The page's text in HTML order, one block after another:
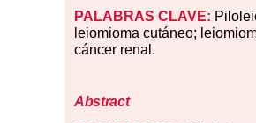
PALABRAS CLAVE:
leiomioma cutáneo;
cáncer renal.
Abstract